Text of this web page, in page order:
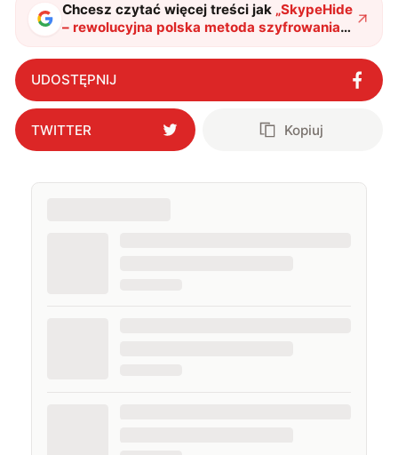
Chcesz czytać więcej treści jak „SkypeHide
– rewolucyjna polska metoda szyfrowania
danych"?
UDOSTĘPNIJ
TWITTER Kopiuj